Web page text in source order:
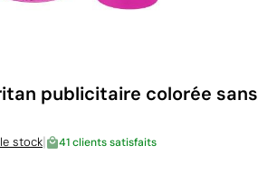
publicitaire colorée sans
stock| 41 clients satisfaits